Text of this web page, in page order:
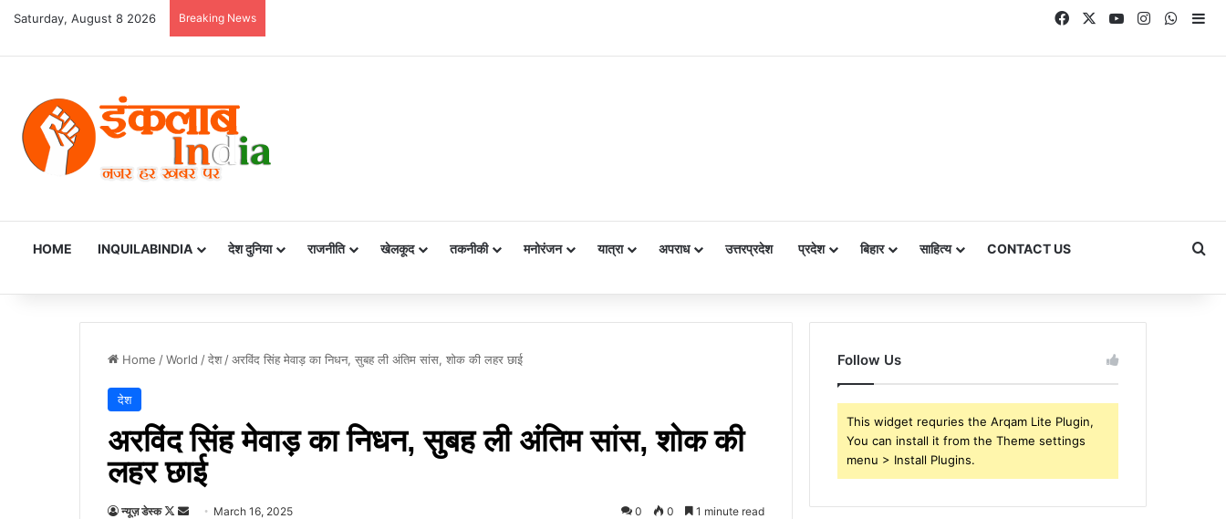
Saturday, August 8 2026 Breaking News FacebookYouTubeInstagram
HOME INQUILABINDIA देश दुनिया राजनीति खेलकूद तकनीकी मनोरंजन यात्रा अपराध उत्तरप्रदेश प्रदेश बिहार साहित्य CONTACT US
Home /World /देश /अरविंद सिंह मेवाड़ का निधन, सुबह ली अंतिम सांस, शोक की लहर छाई
देश
अरविंद सिंह मेवाड़ का निधन, सुबह ली अंतिम सांस, शोक की
लहर छाई
न्यूज़ डेस्क
Follow
Send March 16, 2025 0 0 1 minute read
Follow Us
This widget requries the Arqam Lite Plugin,
You can install it from the Theme settings
menu > Install Plugins.